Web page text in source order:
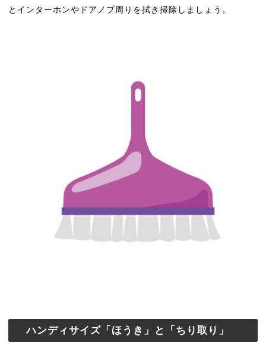
とインターホンやドアノブ周りを拭き掃除しましょう。
ハンディサイズ「ほうき」と「ちり取り」